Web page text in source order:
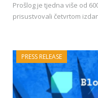
Prošlog je tjedna više od
prisustvovali četvrtom
PRESS RELEASE